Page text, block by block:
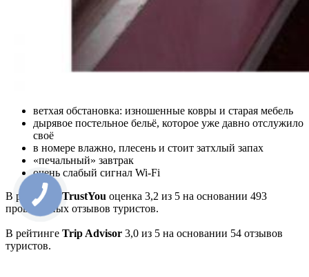
ветхая обстановка: изношенные ковры и старая мебель
дырявое постельное бельё, которое уже давно отслужило
своё
в номере влажно, плесень и стоит затхлый запах
«печальный» завтрак
очень слабый сигнал Wi-Fi
В рейтингеTrustYou оценка 3,2 из 5 на основании 493
проверенных отзывов туристов.
В рейтинге Trip Advisor 3,0 из 5 на основании 54 отзывов
туристов.